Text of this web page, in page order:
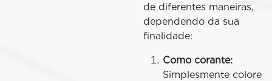
de diferentes maneiras,
dependendo da sua
finalidade:
Como corante:
Simplesmente colore